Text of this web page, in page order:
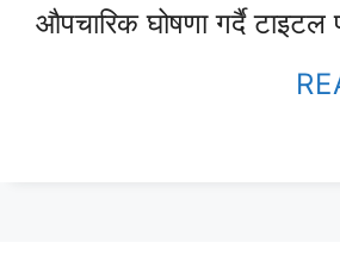
औपचारिक घोषणा गर्दै टाइटल